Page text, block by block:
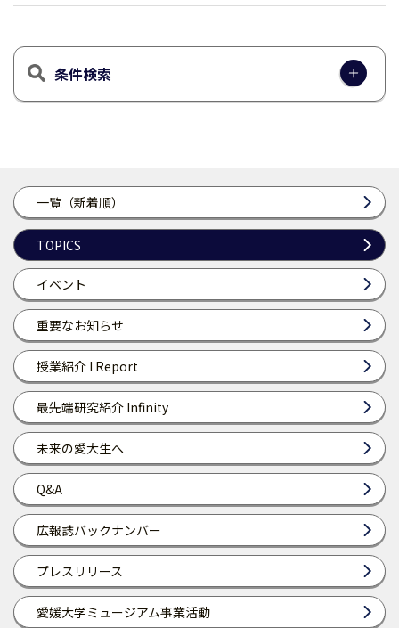
一覧（新着順）
TOPICS
イベント
重要なお知らせ
授業紹介 I Report
最先端研究紹介 Infinity
未来の愛大生へ
Q&A
広報誌バックナンバー
プレスリリース
愛媛大学ミュージアム事業活動
条件検索